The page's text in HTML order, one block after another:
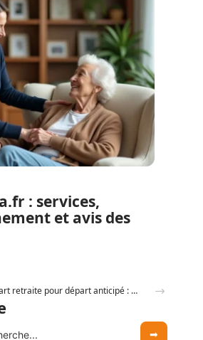
: services,
et avis des
Comment mettre à jour mes données retraite via mon compte Agirc Arrco par France Connect ?